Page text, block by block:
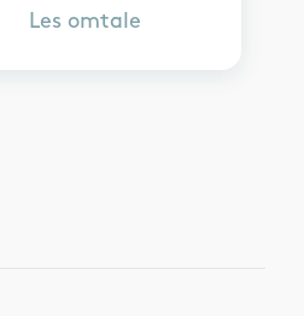
Les omtale